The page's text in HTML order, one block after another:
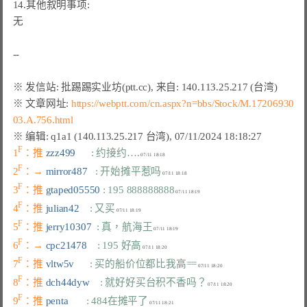
14.其他叙明事项:
无
※ 发信站: 批踢踢实业坊(ptt.cc), 来自: 140.113.25.217 (台湾)
※ 文章网址: https://webptt.com/cn.aspx?n=bbs/Stock/M.17206930
03.A.756.html
1F ：推 zzz499 : 约接约…. 07/11 18:18
2F ：→ mirror487 : 开始摊平惹吗 07/11 18:18
3F ：推 gtaped05550 : 195 888888888
4F ：推 julian42 : 又买 07/11 18:19
5F ：推 jerry10307 : 真，航海王 07/11 18:19
6F ：→ cpc21478 : 195 好高 07/11 18:20
7F ：推 vltw5v : 买的船价位都比我高== 07/11 18:20
8F ：推 dch44dyw : 就好好买台积不香吗？ 07/11 18:20
9F ：推 penta : 484在摊平了